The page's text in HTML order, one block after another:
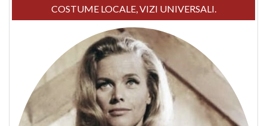
COSTUME LOCALE, VIZI UNIVERSALI.